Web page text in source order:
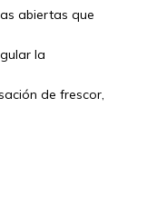
abiertas que
la
de frescor,